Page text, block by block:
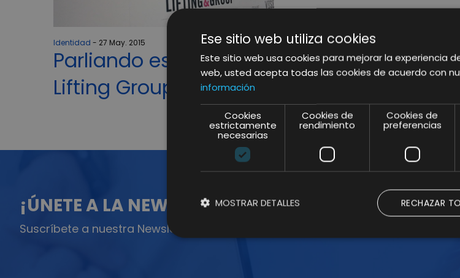
Identidad 27 May. 2015
Parliando es ahora
Lifting Group
¡ÚNETE A LA NEWSLETTER!
Suscríbete a nuestra Newsletter y no te pierdas nuestros insights
Ese sitio web utiliza cookies
Este sitio web usa cookies para mejorar la experiencia
web, usted acepta todas las cookies de acuerdo con
información
Cookies
estrictamente
necesarias
Cookies de
rendimiento
Cookies de
preferencias
RECHAZAR
MOSTRAR DETALLES